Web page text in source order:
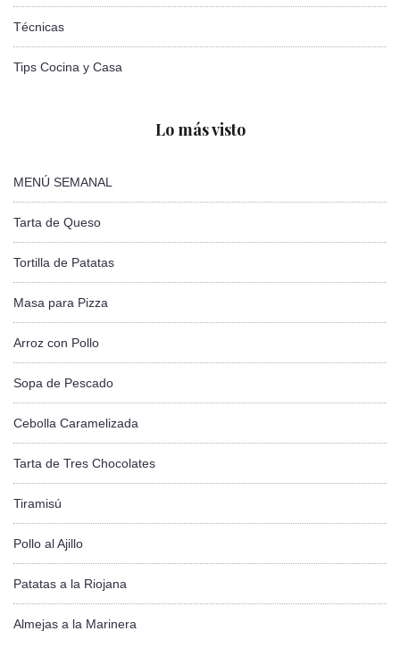
Técnicas
Tips Cocina y Casa
Lo más visto
MENÚ SEMANAL
Tarta de Queso
Tortilla de Patatas
Masa para Pizza
Arroz con Pollo
Sopa de Pescado
Cebolla Caramelizada
Tarta de Tres Chocolates
Tiramisú
Pollo al Ajillo
Patatas a la Riojana
Almejas a la Marinera